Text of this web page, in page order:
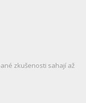
zkušenosti sahají až